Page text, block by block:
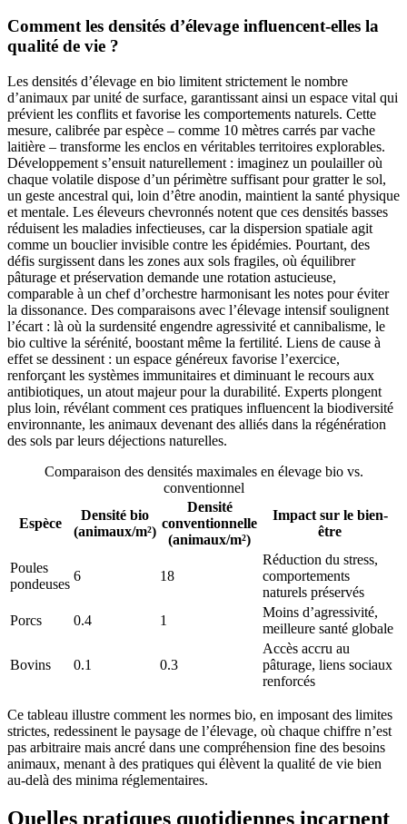
Comment les densités d’élevage influencent-elles la
qualité de vie ?
Les densités d’élevage en bio limitent strictement le nombre
d’animaux par unité de surface, garantissant ainsi un espace vital qui
prévient les conflits et favorise les comportements naturels. Cette
mesure, calibrée par espèce – comme 10 mètres carrés par vache
laitière – transforme les enclos en véritables territoires explorables.
Développement s’ensuit naturellement : imaginez un poulailler où
chaque volatile dispose d’un périmètre suffisant pour gratter le sol,
un geste ancestral qui, loin d’être anodin, maintient la santé physique
et mentale. Les éleveurs chevronnés notent que ces densités basses
réduisent les maladies infectieuses, car la dispersion spatiale agit
comme un bouclier invisible contre les épidémies. Pourtant, des
défis surgissent dans les zones aux sols fragiles, où équilibrer
pâturage et préservation demande une rotation astucieuse,
comparable à un chef d’orchestre harmonisant les notes pour éviter
la dissonance. Des comparaisons avec l’élevage intensif soulignent
l’écart : là où la surdensité engendre agressivité et cannibalisme, le
bio cultive la sérénité, boostant même la fertilité. Liens de cause à
effet se dessinent : un espace généreux favorise l’exercice,
renforçant les systèmes immunitaires et diminuant le recours aux
antibiotiques, un atout majeur pour la durabilité. Experts plongent
plus loin, révélant comment ces pratiques influencent la biodiversité
environnante, les animaux devenant des alliés dans la régénération
des sols par leurs déjections naturelles.
Comparaison des densités maximales en élevage bio vs.
conventionnel
Espèce
Densité bio
(animaux/m²)
Densité
conventionnelle
(animaux/m²)
Impact sur le bien-
être
Poules
pondeuses
6 18
Réduction du stress,
comportements
naturels préservés
Porcs
0.4 1
Moins d’agressivité,
meilleure santé globale
Bovins 0.1 0.3
Accès accru au
pâturage, liens sociaux
renforcés
Ce tableau illustre comment les normes bio, en imposant des limites
strictes, redessinent le paysage de l’élevage, où chaque chiffre n’est
pas arbitraire mais ancré dans une compréhension fine des besoins
animaux, menant à des pratiques qui élèvent la qualité de vie bien
au-delà des minima réglementaires.
Quelles pratiques quotidiennes incarnent